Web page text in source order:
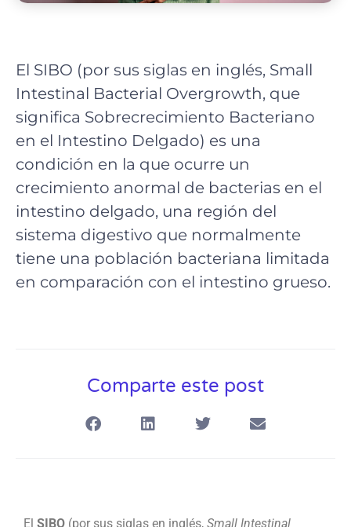
El SIBO (por sus siglas en inglés, Small
Intestinal Bacterial Overgrowth, que
significa Sobrecrecimiento Bacteriano
en el Intestino Delgado) es una
condición en la que ocurre un
crecimiento anormal de bacterias en el
intestino delgado, una región del
sistema digestivo que normalmente
tiene una población bacteriana limitada
en comparación con el intestino grueso.
Comparte este post
El SIBO (por sus siglas en inglés, Small Intestinal